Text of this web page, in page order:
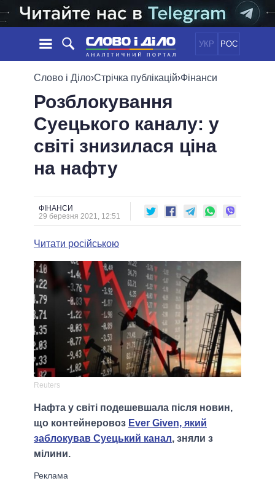
УКР РОС
НОВИНИ
СТРІЧКА
ПОДІЇ
СТАТТІ
ОГЛЯДИ
ДАЙДЖЕСТИ
ПОЛІТИКА
ЕКОНОМІКА
СУСПІЛЬСТВО
ОБIЦЯНКИ
ПОЛIТИКИ
УСІ ПОЛІТИКИ
ПРЕЗИДЕНТ І ОФІС
ВЕРХОВНА РАДА
КАБІНЕТ МІНІСТРІВ
МЕРИ МІСТ
ВСІ ПЕРСОНИ
ПІДТРИМАТИ
ПОРІВНЯННЯ ПОЛІТИКІВ
Слово і Діло›Стрічка публікацій›Фінанси
Розблокування
Суецького каналу: у
світі знизилася ціна
на нафту
ФІНАНСИ
29 березня 2021, 12:51
Читати російською
Reuters
Нафта у світі подешевшала після новин,
що контейнеровоз Ever Given, який
заблокував Суецький канал, зняли з
мілини.